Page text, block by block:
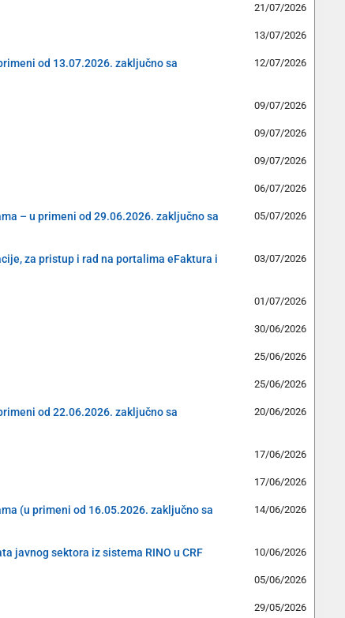
21/07/2026
13/07/2026
od 13.07.2026. zaključno sa
12/07/2026
09/07/2026
09/07/2026
09/07/2026
06/07/2026
– u primeni od 29.06.2026. zaključno sa
05/07/2026
za pristup i rad na portalima eFaktura i
03/07/2026
01/07/2026
30/06/2026
25/06/2026
25/06/2026
od 22.06.2026. zaključno sa
20/06/2026
17/06/2026
17/06/2026
(u primeni od 16.05.2026. zaključno sa
14/06/2026
javnog sektora iz sistema RINO u CRF 10/06/2026
05/06/2026
29/05/2026